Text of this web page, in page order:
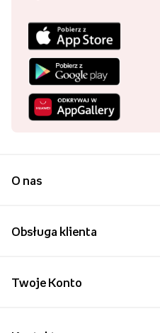
O nas
Obsługa klienta
Twoje Konto